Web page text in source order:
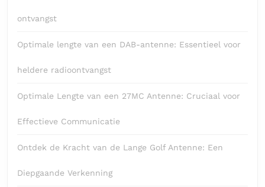
ontvangst
Optimale lengte van een DAB-antenne: Essentieel voor
heldere radioontvangst
Optimale Lengte van een 27MC Antenne: Cruciaal voor
Effectieve Communicatie
Ontdek de Kracht van de Lange Golf Antenne: Een
Diepgaande Verkenning